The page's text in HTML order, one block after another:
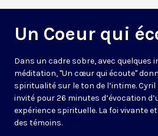
Un Coeur qui
Dans un cadre sobre, avec quelques
méditation, "Un cœur qui écoute"
spiritualité sur le ton de l’intime. Cyril
invité pour 26 minutes d’évocation
expérience spirituelle. La foi vivante
des témoins.